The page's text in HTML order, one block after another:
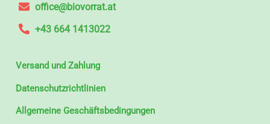
office@biovorrat.at
+43 664 1413022
Versand und Zahlung
Datenschutzrichtlinien
Allgemeine Geschäftsbedingungen